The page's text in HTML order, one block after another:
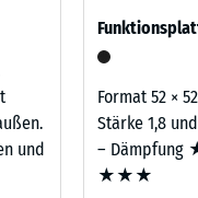
und
Format 52 ×
Stärke 1,8
– Dämpfung
★★★